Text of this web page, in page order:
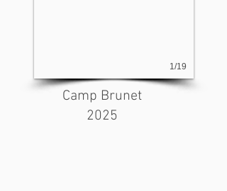
1/19
Camp Brunet
2025